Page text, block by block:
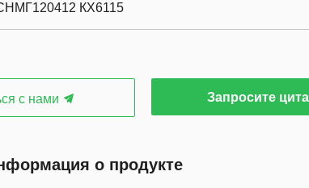
КХ6115
с нами Запросите
о продукте